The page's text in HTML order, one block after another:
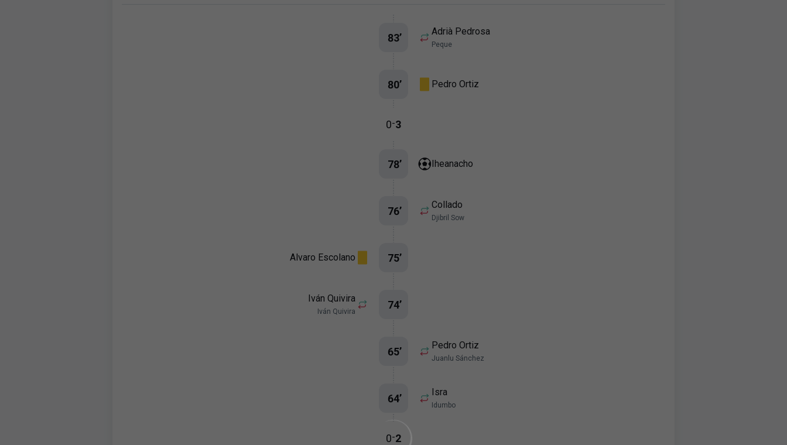
Adrià Pedrosa
Peque
83’
Pedro Ortiz
80’
0-3
Iheanacho
78’
Collado
Djibril Sow
76’
Alvaro Escolano 75’
Iván Quivira
Iván Quivira
74’
Pedro Ortiz
Juanlu Sánchez
65’
Isra
Idumbo
64’
0-2